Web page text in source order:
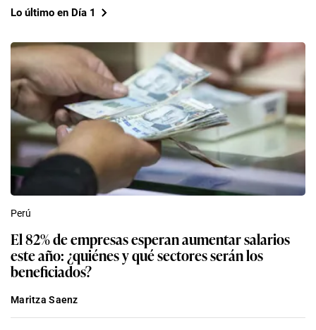
Lo último en Día 1
Perú
El 82% de empresas esperan aumentar salarios
este año: ¿quiénes y qué sectores serán los
beneficiados?
Maritza Saenz